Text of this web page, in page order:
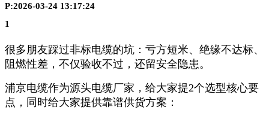
P:2026-03-24 13:17:24
1
很多朋友踩过非标电缆的坑：亏方短米、绝缘不达标、
阻燃性差，不仅验收不过，还留安全隐患。
浦京电缆作为源头电缆厂家，给大家提2个选型核心要
点，同时给大家提供靠谱供货方案：